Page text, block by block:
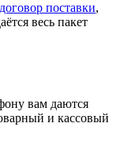
договор поставки,
весь пакет
вам даются
и кассовый